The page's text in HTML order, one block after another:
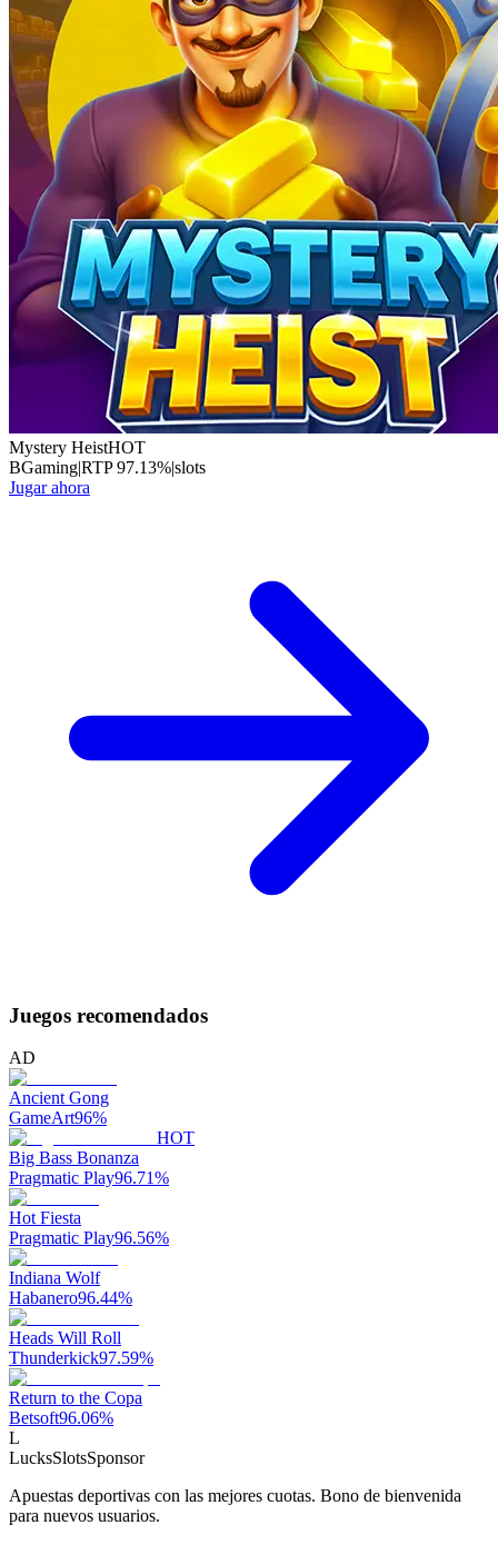
Mystery HeistHOT
BGaming|RTP97.13%|slots
Jugar ahora
Juegos recomendados
AD
Ancient Gong
GameArt96%
HOT
Big Bass Bonanza
Pragmatic Play96.71%
Hot Fiesta
Pragmatic Play96.56%
Indiana Wolf
Habanero96.44%
Heads Will Roll
Thunderkick97.59%
Return to the Copa
Betsoft96.06%
L
LucksSlotsSponsor
Apuestas deportivas con las mejores cuotas. Bono de bienvenida
para nuevos usuarios.